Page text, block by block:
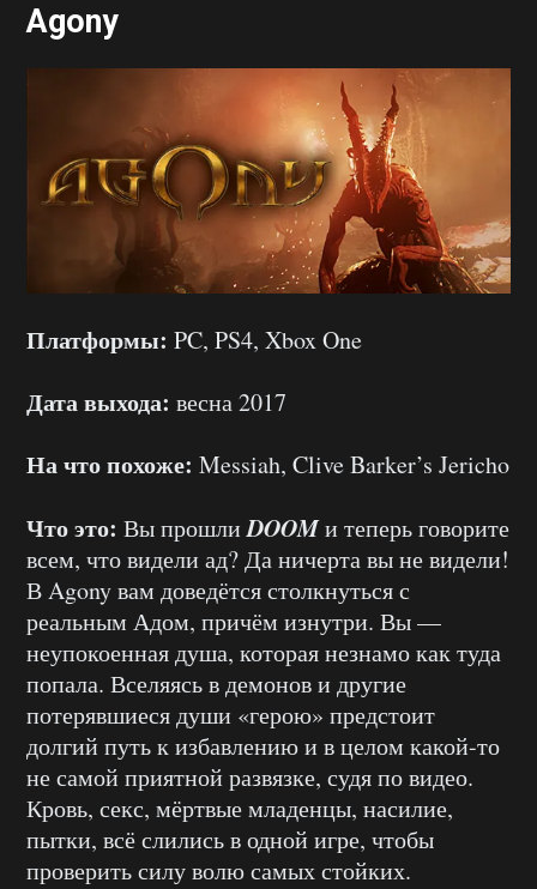
Agony
Платформы: PC, PS4, Xbox One
Дата выхода: весна 2017
На что похоже: Messiah, Clive Barker’s Jericho
Что это: Вы прошлиDOOMи теперь говорите
всем, что видели ад? Да ничерта вы не видели!
В Agony вам доведётся столкнуться с
реальным Адом, причём изнутри. Вы —
неупокоенная душа, которая незнамо как туда
попала. Вселяясь в демонов и другие
потерявшиеся души «герою» предстоит
долгий путь к избавлению и в целом какой-то
не самой приятной развязке, судя по видео.
Кровь, секс, мёртвые младенцы, насилие,
пытки, всё слились в одной игре, чтобы
проверить силу волю самых стойких.